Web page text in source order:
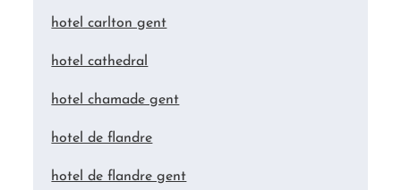
hotel carlton gent
hotel cathedral
hotel chamade gent
hotel de flandre
hotel de flandre gent